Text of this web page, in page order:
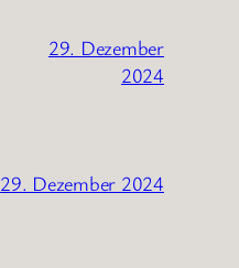
29. Dezember
2024
29. Dezember 2024